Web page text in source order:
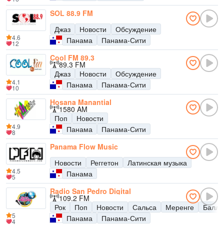
SOL 88.9 FM
Джаз
Новости
Обсуждение
Панама
Панама-Сити
4.6
12
Cool FM 89.3
89.3 FM
Джаз
Новости
Обсуждение
Панама
Панама-Сити
4.1
10
Hosana Manantial
1580 AM
Поп
Новости
Панама
Панама-Сити
4.9
8
Panama Flow Music
Новости
Реггетон
Латинская музыка
Панама
4.5
5
Radio San Pedro Digital
109.2 FM
Рок
Поп Новости Сальса Меренге
Панама
Панама-Сити
5
4